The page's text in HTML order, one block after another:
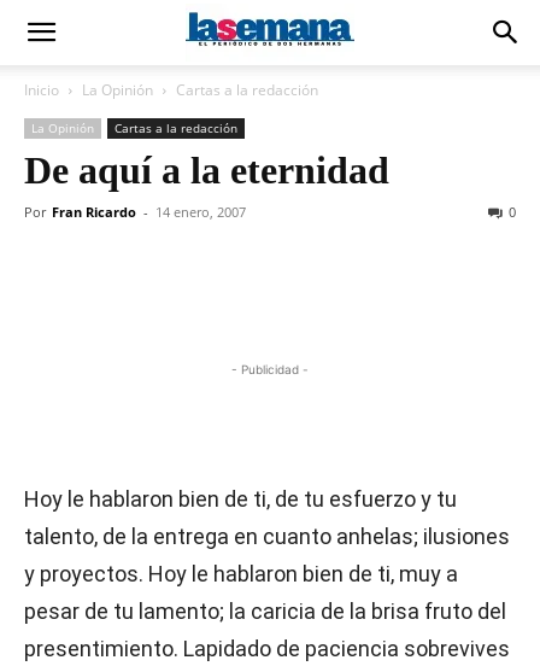
Inicio La Opinión Cartas a la redacción
La Opinión Cartas a la redacción
De aquí a la eternidad
Por Fran Ricardo - 14 enero, 2007 0
- Publicidad -
Hoy le hablaron bien de ti, de tu esfuerzo y tu
talento, de la entrega en cuanto anhelas; ilusiones
y proyectos. Hoy le hablaron bien de ti, muy a
pesar de tu lamento; la caricia de la brisa fruto del
presentimiento. Lapidado de paciencia sobrevives